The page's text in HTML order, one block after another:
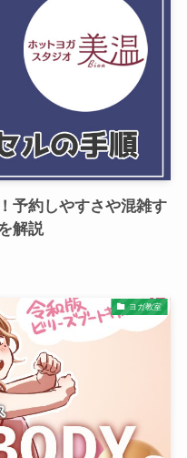
予約しやすさや混雑す
解説
ヨガ教室